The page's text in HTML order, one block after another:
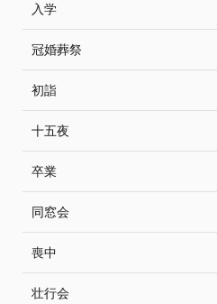
入学
冠婚葬祭
初詣
十五夜
卒業
同窓会
喪中
壮行会